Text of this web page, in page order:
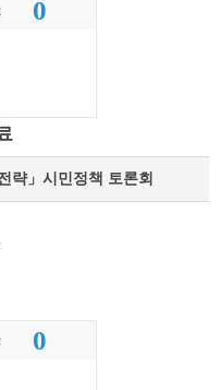
0
략」시민정책 토론회
0